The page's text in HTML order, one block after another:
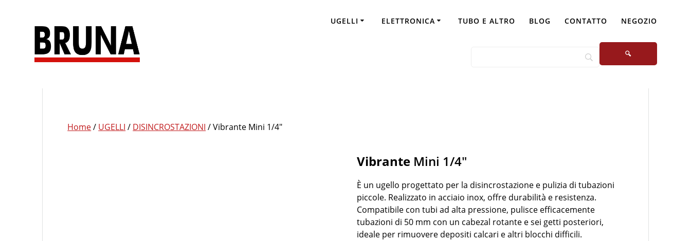
contenuto
UGELLI ELETTRONICA TUBO E ALTRO BLOG CONTATTO NEGOZIO
Vibrante Mini 1/4″
Home/ UGELLI / DISINCROSTAZIONI / Vibrante Mini 1/4″
Vibrante Mini 1/4″
È un ugello progettato per la disincrostazione e pulizia di tubazioni
piccole. Realizzato in acciaio inox, offre durabilità e resistenza.
Compatibile con tubi ad alta pressione, pulisce efficacemente
tubazioni di 50 mm con un cabezal rotante e sei getti posteriori,
ideale per rimuovere depositi calcari e altri blocchi difficili.